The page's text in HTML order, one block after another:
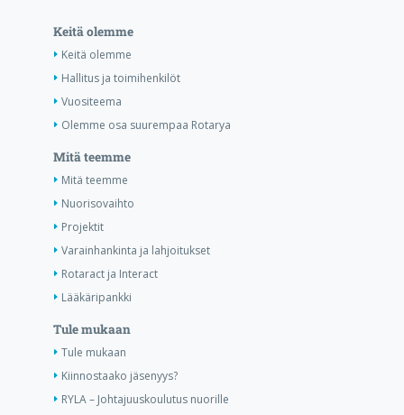
Keitä olemme
Keitä olemme
Hallitus ja toimihenkilöt
Vuositeema
Olemme osa suurempaa Rotarya
Mitä teemme
Mitä teemme
Nuorisovaihto
Projektit
Varainhankinta ja lahjoitukset
Rotaract ja Interact
Lääkäripankki
Tule mukaan
Tule mukaan
Kiinnostaako jäsenyys?
RYLA – Johtajuuskoulutus nuorille